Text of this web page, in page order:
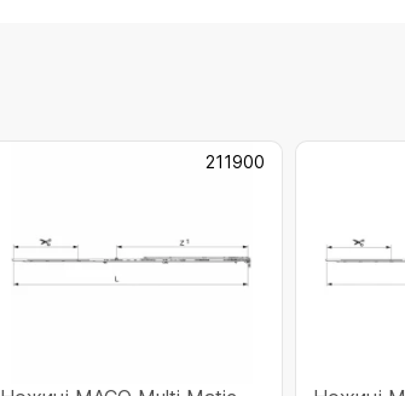
211900